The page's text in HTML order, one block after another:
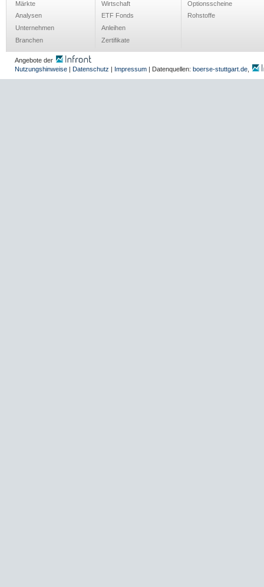
Märkte
Analysen
Unternehmen
Branchen
Wirtschaft
ETF Fonds
Anleihen
Zertifikate
Optionsscheine
Rohstoffe
Angebote der
Nutzungshinweise
Datenschutz Impressum | Datenquellen: boerse-stuttgart.de,